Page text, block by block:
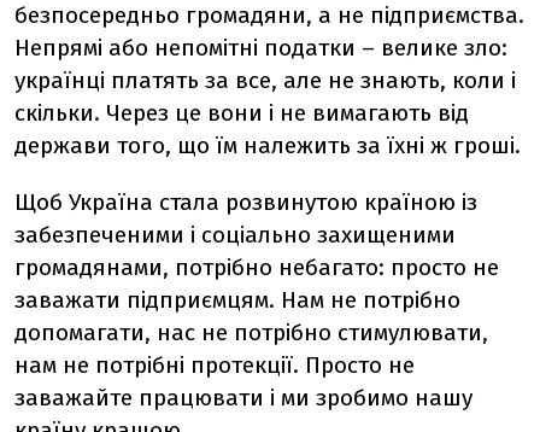
безпосередньо громадяни, а не підприємства.
Непрямі або непомітні податки – велике зло:
українці платять за все, але не знають, коли і
скільки. Через це вони і не вимагають від
держави того, що їм належить за їхні ж гроші.
Щоб Україна стала розвинутою країною із
забезпеченими і соціально захищеними
громадянами, потрібно небагато: просто не
заважати підприємцям. Нам не потрібно
допомагати, нас не потрібно стимулювати,
нам не потрібні протекції. Просто не
заважайте працювати і ми зробимо нашу